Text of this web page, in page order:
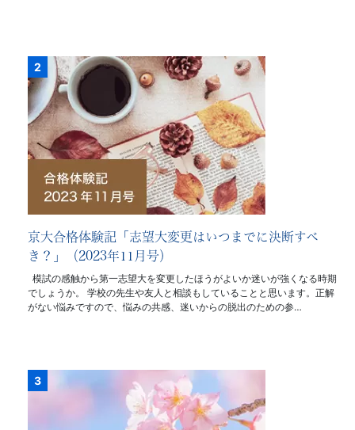
京大合格体験記「志望大変更はいつまでに決断すべ
き？」（2023年11月号）
模試の感触から第一志望大を変更したほうがよいか迷いが強くなる時期
でしょうか。 学校の先生や友人と相談もしていることと思います。正解
がない悩みですので、悩みの共感、迷いからの脱出のための参…